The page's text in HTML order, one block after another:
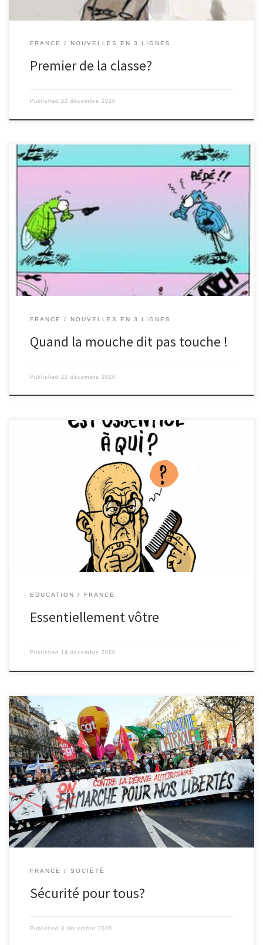
FRANCE NOUVELLES EN 3 LIGNES
Premier de la classe?
Published 22 décembre 2020
Un homme voulut occire une mouche. Mais le gaz et la tapette
électrique ne font pas bon ménage! Laisser voler les bêtes et
gardez un toit sur la tête. Anouk Machado (3ème)
FRANCE NOUVELLES EN 3 LIGNES
Quand la mouche dit pas touche !
Published 22 décembre 2020
Novembre 2020 : Crise sanitaire, nouveau confinement, nouvelles
mesures… Le gouvernement appose allègrement son tampon
NON ESSENTIEL sur des produits, des professions, des personnes…
avec des conséquences parfois dramatiques ! Par contre, pas de
chance pour les ados, le retour au collège est, paraît-il, ESSENTIEL
! En ces temps de crise sanitaire, tout est pensé pour lutter contre
la propagation de ce satané virus Covid 19, et le gouvernement
fait apparemment de son mieux. De nouvelles mesures ont été
EDUCATION FRANCE
Essentiellement vôtre
Published 14 décembre 2020
La proposition de loi de « sécurité globale », qui prévoit, dans son
article 24, de pénaliser la diffusion d’images ou de vidéos des
forces de l’ordre, menace le travail des journalistes et la liberté de
la presse. Depuis son vote, le mardi 20 novembre, à l’Assemblée
nationale, la loi suscite diverses polémiques et oppositions. La loi
de »Sécurité Globale » est un texte qui a été proposé à
l’Assemblée nationale le 20 octobre et votée le 20 novembre
2020. Elle […]
FRANCE SOCIÉTÉ
Sécurité pour tous?
Published 8 décembre 2020